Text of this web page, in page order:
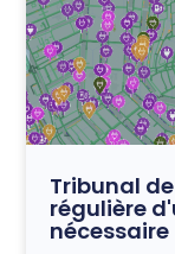
Tribunal
régulière
nécessaire